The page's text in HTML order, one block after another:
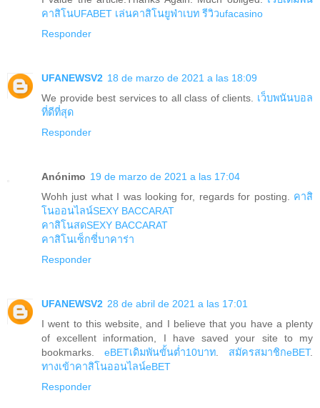
คาสิโนUFABET เล่นคาสิโนยูฟ่าเบท รีวิวufacasino
Responder
UFANEWSV2 18 de marzo de 2021 a las 18:09
We provide best services to all class of clients. เว็บพนันบอล
ที่ดีที่สุด
Responder
Anónimo 19 de marzo de 2021 a las 17:04
Wohh just what I was looking for, regards for posting. คาสิ
โนออนไลน์SEXY BACCARAT
คาสิโนสดSEXY BACCARAT
คาสิโนเซ็กซี่บาคาร่า
Responder
UFANEWSV2 28 de abril de 2021 a las 17:01
I went to this website, and I believe that you have a plenty
of excellent information, I have saved your site to my
bookmarks. eBETเดิมพันขั้นต่ำ10บาท. สมัครสมาชิกeBET.
ทางเข้าคาสิโนออนไลน์eBET
Responder